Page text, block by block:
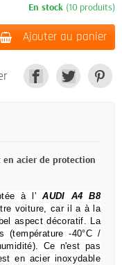
En stock (10 produits)
Ajouter au panier
en acier de protection
à l'AUDI A4 B8
voiture, car il a à la
aspect décoratif. La
(température -40°C /
Ce n'est pas
en acier inoxydable